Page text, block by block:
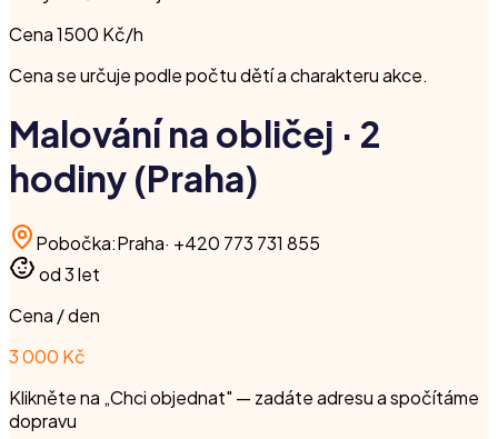
Cena 1500 Kč/h
Cena se určuje podle počtu dětí a charakteru akce.
Malování na obličej · 2
hodiny (Praha)
Pobočka:Praha· +420 773 731 855
od 3 let
Cena / den
3 000 Kč
Klikněte na „Chci objednat" — zadáte adresu a spočítáme
dopravu